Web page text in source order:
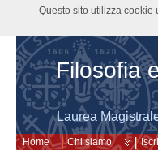
Filosofia
Laurea
Home Chi siamo
Questo sito utilizza cookie